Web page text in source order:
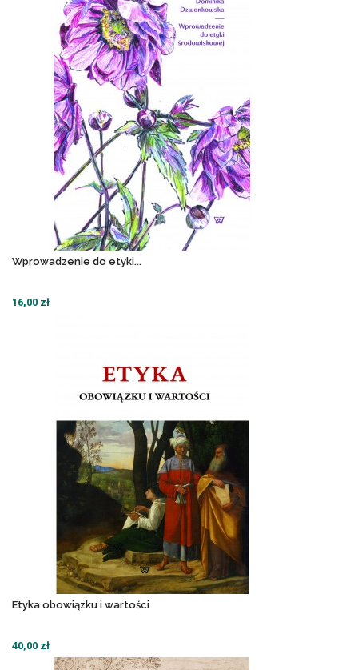
Wprowadzenie do etyki...
16,00 zł
Etyka obowiązku i wartości
40,00 zł